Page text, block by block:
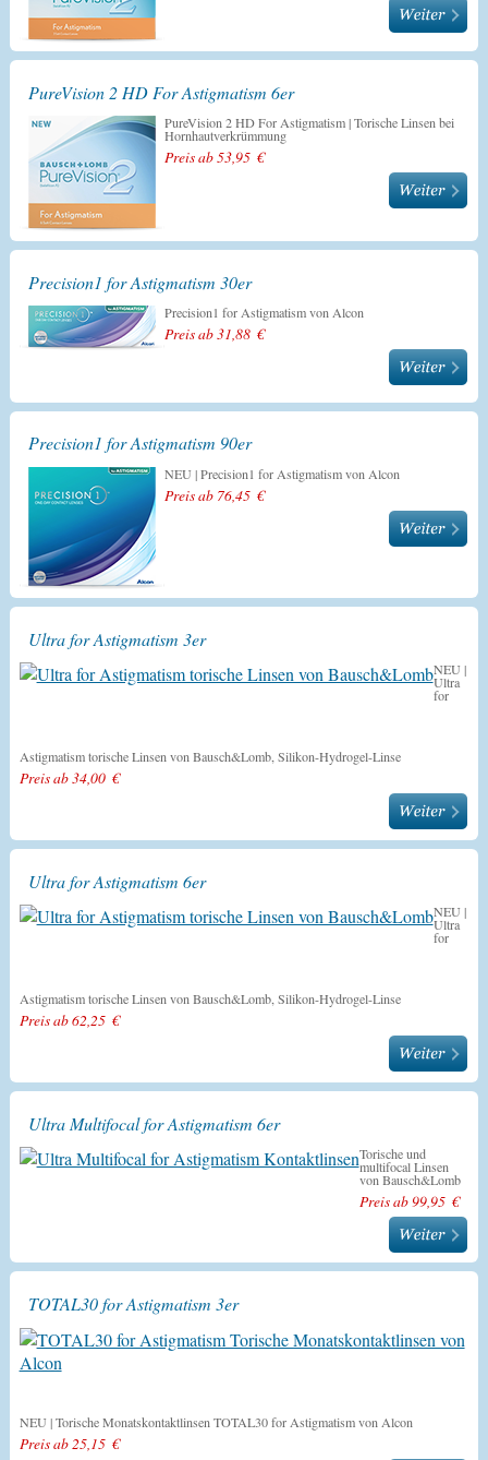
PureVision 2 HD For Astigmatism 6er
PureVision 2 HD For Astigmatism | Torische Linsen bei
Hornhautverkrümmung
Preis ab 53,95 €
Precision1 for Astigmatism 30er
Precision1 for Astigmatism von Alcon
Preis ab 31,88 €
Precision1 for Astigmatism 90er
NEU | Precision1 for Astigmatism von Alcon
Preis ab 76,45 €
Ultra for Astigmatism 3er
NEU |
Ultra
for
Astigmatism torische Linsen von Bausch&Lomb, Silikon-Hydrogel-Linse
Preis ab 34,00 €
Ultra for Astigmatism 6er
NEU |
Ultra
for
Astigmatism torische Linsen von Bausch&Lomb, Silikon-Hydrogel-Linse
Preis ab 62,25 €
Ultra Multifocal for Astigmatism 6er
Torische und
multifocal Linsen
von Bausch&Lomb
Preis ab 99,95 €
TOTAL30 for Astigmatism 3er
NEU | Torische Monatskontaktlinsen TOTAL30 for Astigmatism von Alcon
Preis ab 25,15 €